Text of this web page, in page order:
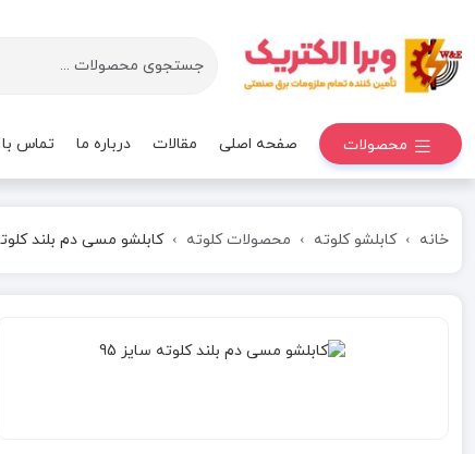
محصولات صفحه اصلی مقالات درباره ما تماس با
خانه کابلشو کلوته محصولات کلوته کابلشو مسی دم بلند کلوته